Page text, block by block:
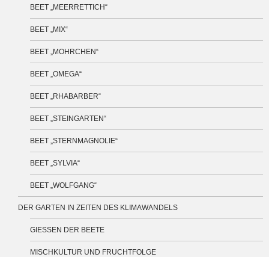
BEET „MEERRETTICH“
BEET „MIX“
BEET „MOHRCHEN“
BEET „OMEGA“
BEET „RHABARBER“
BEET „STEINGARTEN“
BEET „STERNMAGNOLIE“
BEET „SYLVIA“
BEET „WOLFGANG“
DER GARTEN IN ZEITEN DES KLIMAWANDELS
GIESSEN DER BEETE
MISCHKULTUR UND FRUCHTFOLGE